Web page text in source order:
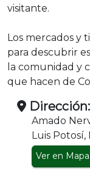
visitante.
Los mercados y
para descubrir
la comunidad y
que hacen de
Dirección:
Amado
Luis Potosí,
Ver en